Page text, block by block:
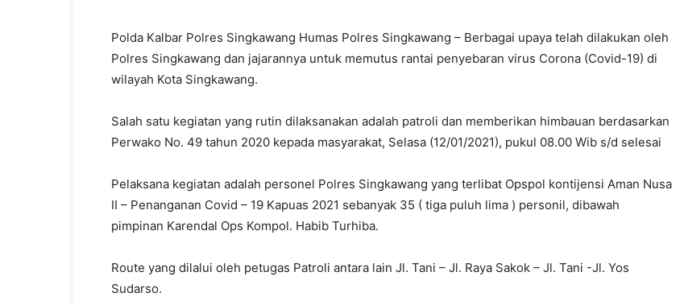
Polda Kalbar Polres Singkawang Humas Polres Singkawang – Berbagai upaya telah dilakukan oleh
Polres Singkawang dan jajarannya untuk memutus rantai penyebaran virus Corona (Covid-19) di
wilayah Kota Singkawang.
Salah satu kegiatan yang rutin dilaksanakan adalah patroli dan memberikan himbauan berdasarkan
Perwako No. 49 tahun 2020 kepada masyarakat, Selasa (12/01/2021), pukul 08.00 Wib s/d selesai
Pelaksana kegiatan adalah personel Polres Singkawang yang terlibat Opspol kontijensi Aman Nusa
II – Penanganan Covid – 19 Kapuas 2021 sebanyak 35 ( tiga puluh lima ) personil, dibawah
pimpinan Karendal Ops Kompol. Habib Turhiba.
Route yang dilalui oleh petugas Patroli antara lain Jl. Tani – Jl. Raya Sakok – Jl. Tani -Jl. Yos
Sudarso.